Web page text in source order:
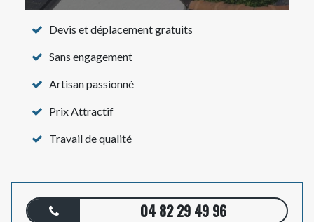
Devis et déplacement gratuits
Sans engagement
Artisan passionné
Prix Attractif
Travail de qualité
04 82 29 49 96